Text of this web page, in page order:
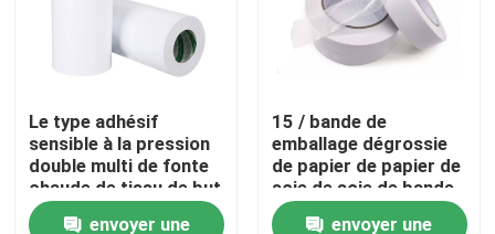
Produits
Au sujet de nous
Le type adhésif
sensible à la pression
double multi de fonte
chaude de tissu de but
a dégrossi ruban
envoyer une
15 / bande de
emballage dégrossie
de papier de papier de
soie de soie de bande
de libération blanche
envoyer une